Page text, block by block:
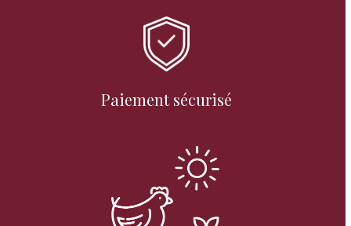
Paiement sécurisé